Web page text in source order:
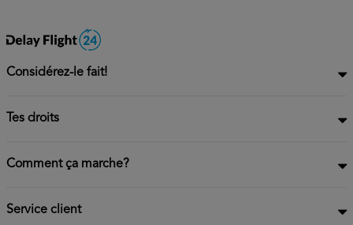
Considérez-le fait!
Tes droits
Comment ça marche?
Service client